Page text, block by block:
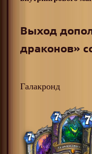
Выход
драконов»
Галакронд